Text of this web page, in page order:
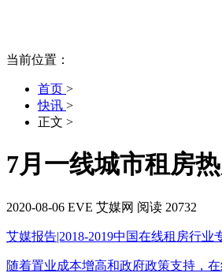
当前位置：
首页 >
快讯 >
正文 >
7月一线城市租房
2020-08-06 EVE 艾媒网 阅读 20732
艾媒报告|2018-2019中国在线租房行业
随着置业成本增高和政府政策支持，